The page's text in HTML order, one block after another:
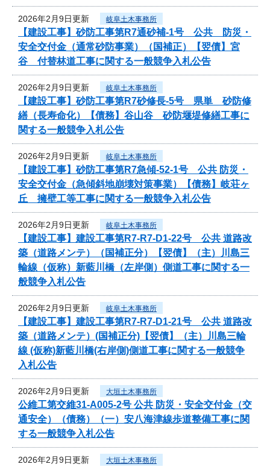
2026年2月9日更新 岐阜土木事務所
【建設工事】砂防工事第R7通砂補-1号 公共 防災・
安全交付金（通常砂防事業）（国補正）【翌債】宮
谷 付替林道工事に関する一般競争入札公告
2026年2月9日更新 岐阜土木事務所
【建設工事】砂防工事第R7砂修長-5号 県単 砂防修
繕（長寿命化）【債務】谷山谷 砂防堰堤修繕工事に
関する一般競争入札公告
2026年2月9日更新 岐阜土木事務所
【建設工事】砂防工事第R7急傾-52-1号 公共 防災・
安全交付金（急傾斜地崩壊対策事業）【債務】岐荘ヶ
丘 擁壁工等工事に関する一般競争入札公告
2026年2月9日更新 岐阜土木事務所
【建設工事】建設工事第R7-R7-D1-22号 公共 道路改
築（道路メンテ）（国補正分）【翌債】（主）川島三
輪線（仮称）新藍川橋（左岸側）側道工事に関する一
般競争入札公告
2026年2月9日更新 岐阜土木事務所
【建設工事】建設工事第R7-R7-D1-21号 公共 道路改
築（道路メンテ）(国補正分)【翌債】（主）川島三輪
線 (仮称)新藍川橋(右岸側)側道工事に関する一般競争
入札公告
2026年2月9日更新 大垣土木事務所
公維工第交維31-A005-2号 公共 防災・安全交付金（交
通安全）（債務）（一）安八海津線歩道整備工事に関
する一般競争入札公告
2026年2月9日更新 大垣土木事務所